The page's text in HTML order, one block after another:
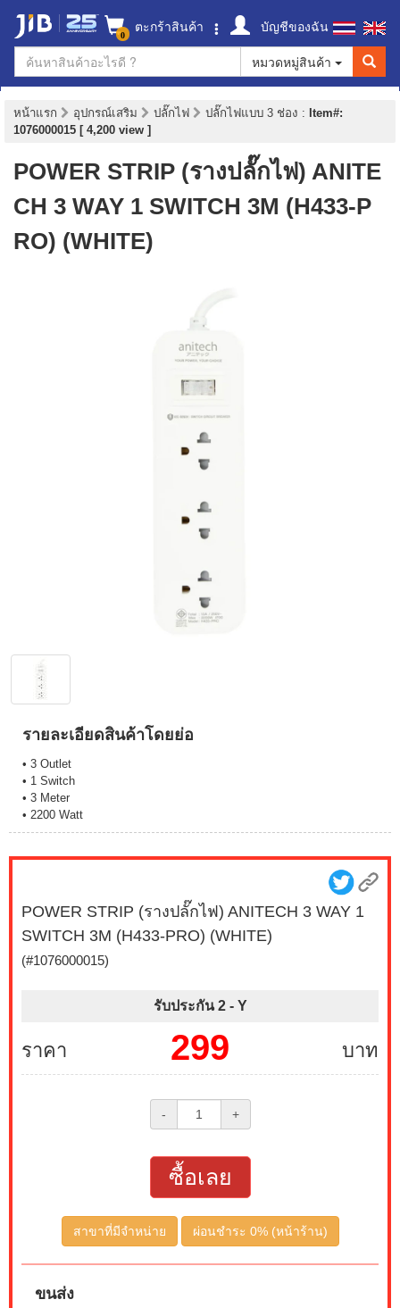
0 ตะกร้าสินค้า
บัญชีของฉัน
หมวดหมู่สินค้า
หน้าแรก อุปกรณ์เสริม ปลั๊กไฟ ปลั๊กไฟแบบ 3 ช่อง : Item#:
1076000015 [ 4,200 view ]
POWER STRIP (รางปลั๊กไฟ) ANITE
CH 3 WAY 1 SWITCH 3M (H433-P
RO) (WHITE)
รายละเอียดสินค้าโดยย่อ
• 3 Outlet
• 1 Switch
• 3 Meter
• 2200 Watt
POWER STRIP (รางปลั๊กไฟ) ANITECH 3 WAY 1
SWITCH 3M (H433-PRO) (WHITE)
(#1076000015)
รับประกัน 2 - Y
ราคา บาท
299
- +
ซื้อเลย
สาขาที่มีจำหน่าย ผ่อนชำระ 0% (หน้าร้าน)
ขนส่ง